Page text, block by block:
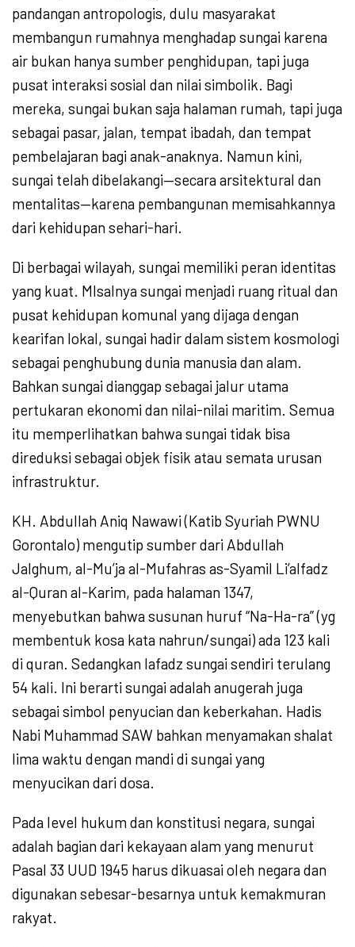
pandangan antropologis, dulu masyarakat
membangun rumahnya menghadap sungai karena
air bukan hanya sumber penghidupan, tapi juga
pusat interaksi sosial dan nilai simbolik. Bagi
mereka, sungai bukan saja halaman rumah, tapi juga
sebagai pasar, jalan, tempat ibadah, dan tempat
pembelajaran bagi anak-anaknya. Namun kini,
sungai telah dibelakangi—secara arsitektural dan
mentalitas—karena pembangunan memisahkannya
dari kehidupan sehari-hari.
Di berbagai wilayah, sungai memiliki peran identitas
yang kuat. MIsalnya sungai menjadi ruang ritual dan
pusat kehidupan komunal yang dijaga dengan
kearifan lokal, sungai hadir dalam sistem kosmologi
sebagai penghubung dunia manusia dan alam.
Bahkan sungai dianggap sebagai jalur utama
pertukaran ekonomi dan nilai-nilai maritim. Semua
itu memperlihatkan bahwa sungai tidak bisa
direduksi sebagai objek fisik atau semata urusan
infrastruktur.
KH. Abdullah Aniq Nawawi (Katib Syuriah PWNU
Gorontalo) mengutip sumber dari Abdullah
Jalghum, al-Mu’ja al-Mufahras as-Syamil Li’alfadz
al-Quran al-Karim, pada halaman 1347,
menyebutkan bahwa susunan huruf “Na-Ha-ra” (yg
membentuk kosa kata nahrun/sungai) ada 123 kali
di quran. Sedangkan lafadz sungai sendiri terulang
54 kali. Ini berarti sungai adalah anugerah juga
sebagai simbol penyucian dan keberkahan. Hadis
Nabi Muhammad SAW bahkan menyamakan shalat
lima waktu dengan mandi di sungai yang
menyucikan dari dosa.
Pada level hukum dan konstitusi negara, sungai
adalah bagian dari kekayaan alam yang menurut
Pasal 33 UUD 1945 harus dikuasai oleh negara dan
digunakan sebesar-besarnya untuk kemakmuran
rakyat.